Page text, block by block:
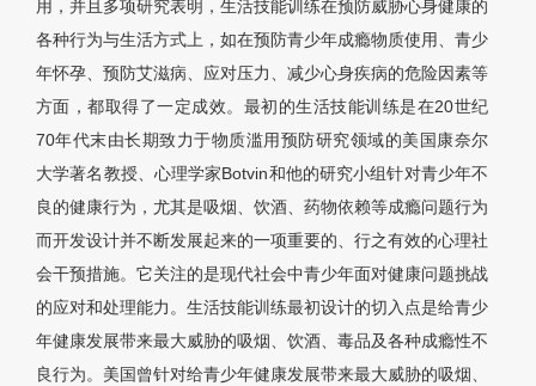
用，并且多项研究表明，生活技能训练在预防威胁心身健康的
各种行为与生活方式上，如在预防青少年成瘾物质使用、青少
年怀孕、预防艾滋病、应对压力、减少心身疾病的危险因素等
方面，都取得了一定成效。最初的生活技能训练是在20世纪
70年代末由长期致力于物质滥用预防研究领域的美国康奈尔
大学著名教授、心理学家Botvin和他的研究小组针对青少年不
良的健康行为，尤其是吸烟、饮酒、药物依赖等成瘾问题行为
而开发设计并不断发展起来的一项重要的、行之有效的心理社
会干预措施。它关注的是现代社会中青少年面对健康问题挑战
的应对和处理能力。生活技能训练最初设计的切入点是给青少
年健康发展带来最大威胁的吸烟、饮酒、毒品及各种成瘾性不
良行为。美国曾针对给青少年健康发展带来最大威胁的吸烟、